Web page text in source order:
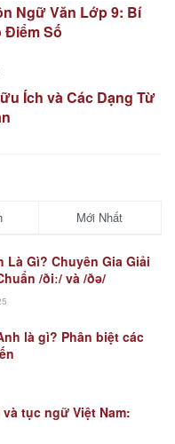
Ngữ Văn Lớp 9: Bí
Điểm Số
Ích và Các Dạng Từ
Mới Nhất
Là Gì? Chuyên Gia Giải
/ðiː/ và /ðə/
là gì? Phân biệt các
tục ngữ Việt Nam: